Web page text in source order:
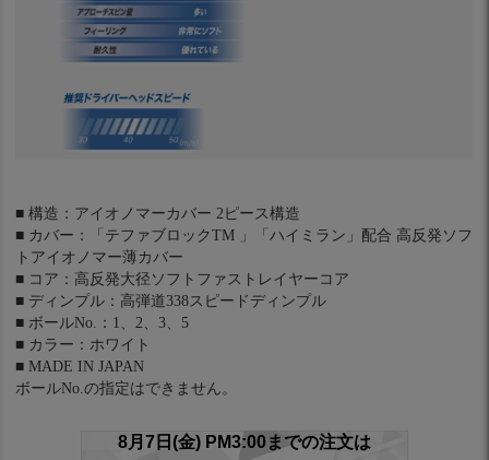
■ 構造：アイオノマーカバー 2ピース構造
■ カバー：「テファブロックTM 」「ハイミラン」配合 高反発ソフ
トアイオノマー薄カバー
■ コア：高反発大径ソフトファストレイヤーコア
■ ディンプル：高弾道338スピードディンプル
■ ボールNo.：1、2、3、5
■ カラー：ホワイト
■ MADE IN JAPAN
ボールNo.の指定はできません。